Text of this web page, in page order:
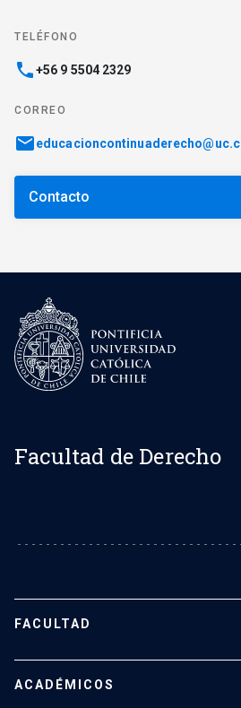
TELÉFONO
phone+56 9 5504 2329
CORREO
emaileducacioncontinuaderecho@uc.cl
Contacto
Facultad de Derecho
FACULTAD
ACADÉMICOS